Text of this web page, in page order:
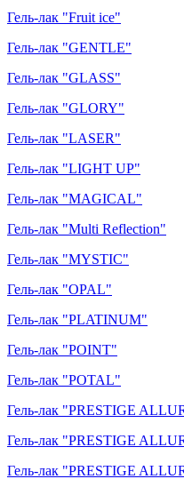
Гель-лак "Fruit ice"
Гель-лак "GENTLE"
Гель-лак "GLASS"
Гель-лак "GLORY"
Гель-лак "LASER"
Гель-лак "LIGHT UP"
Гель-лак "MAGICAL"
Гель-лак "Multi Reflection"
Гель-лак "MYSTIC"
Гель-лак "OPAL"
Гель-лак "PLATINUM"
Гель-лак "POINT"
Гель-лак "POTAL"
Гель-лак "PRESTIGE
Гель-лак "PRESTIGE
Гель-лак "PRESTIGE